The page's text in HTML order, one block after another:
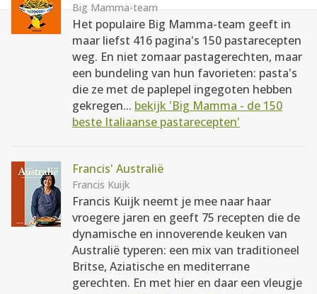
Big Mamma-team
Het populaire Big Mamma-team geeft in
maar liefst 416 pagina's 150 pastarecepten
weg. En niet zomaar pastagerechten, maar
een bundeling van hun favorieten: pasta's
die ze met de paplepel ingegoten hebben
gekregen... bekijk 'Big Mamma - de 150
beste Italiaanse pastarecepten'
Francis' Australië
Francis Kuijk
Francis Kuijk neemt je mee naar haar
vroegere jaren en geeft 75 recepten die de
dynamische en innoverende keuken van
Australië typeren: een mix van traditioneel
Britse, Aziatische en mediterrane
gerechten. En met hier en daar een vleugje